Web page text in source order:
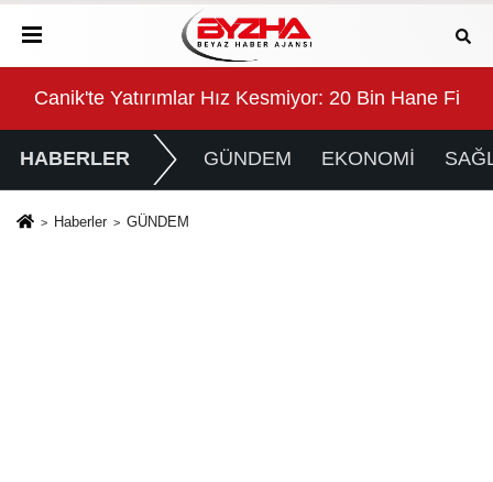
Taçlandı
Canik'te Yatırımlar Hız Kesmiyor: 20 Bin Hane
HABERLER GÜNDEM EKONOMİ
Haberler GÜNDEM